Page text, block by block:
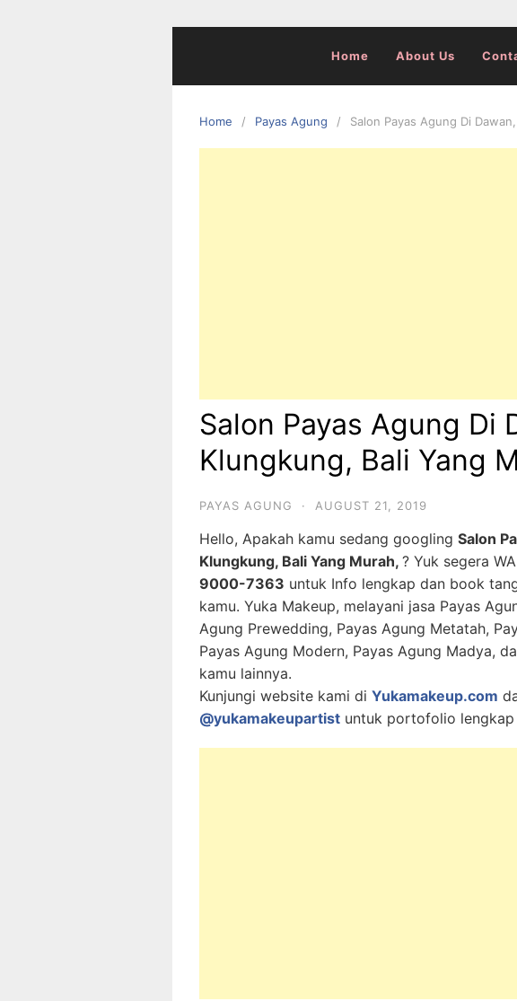
Home About Us
Home Payas Agung Salon Payas Agung Di
Salon Payas Agung Di
Klungkung, Bali Yang
PAYAS AGUNG · AUGUST 21, 2019
Hello, Apakah kamu sedang googling Salon
Klungkung, Bali Yang Murah, ? Yuk segera
9000-7363 untuk Info lengkap dan book
kamu. Yuka Makeup, melayani jasa Payas
Agung Prewedding, Payas Agung Metatah,
Payas Agung Modern, Payas Agung Madya,
kamu lainnya.
Kunjungi website kami di Yukamakeup.com
@yukamakeupartist untuk portofolio